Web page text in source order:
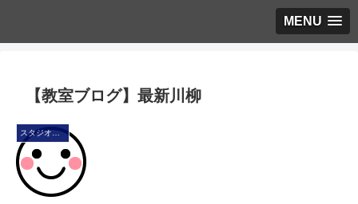
MENU
【教室ブログ】最新川柳
スタジオ・ブログ